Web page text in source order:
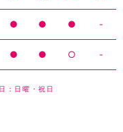
● ● ● -
● ● ○ -
日曜・祝日